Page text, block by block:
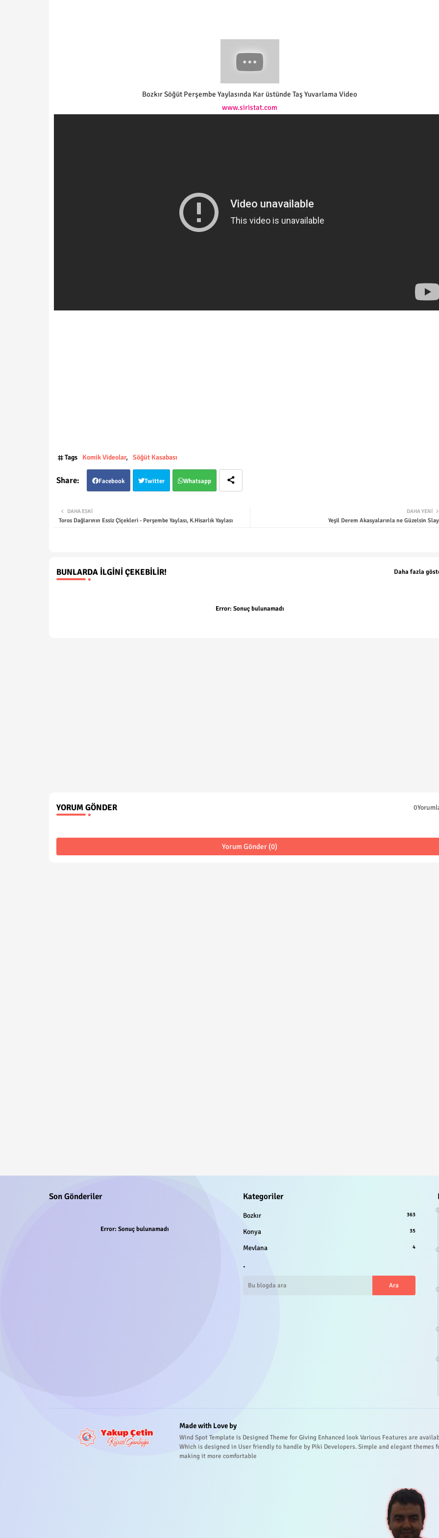
Bozkır Söğüt Perşembe Yaylasında Kar üstünde Taş Yuvarlama Video
www.siristat.com
Tags Komik Videolar Söğüt Kasabası
Facebook Twitter Whatsapp
DAHA YENI
Yeşil Derem Akasyalarınla ne Güzelsin
DAHA ESKI
Toros Dağlarının Essiz Çiçekleri - Perşembe Yaylası, K.Hisarlık Yaylası
BUNLARDA İLGINI ÇEKEBILIR! Daha fazla
Error: Sonuç bulunamadı
YORUM GÖNDER
Yorum Gönder (0)
Son Gönderiler
Error: Sonuç bulunamadı
Kategoriler
Bozkır 363
Konya 35
Mevlana 4
.
Made with Love by
Wind Spot Template is Designed Theme for Giving Enhanced look Various Features are
Which is designed in User friendly to handle by Piki Developers. Simple and elegant themes
making it more comfortable